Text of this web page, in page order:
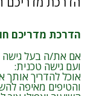
הדרכת מדריכם
אם את/ה בעל גישה
ועם גישה טכנית:
אוכל להדריך אותך
והטיפים מאיפה